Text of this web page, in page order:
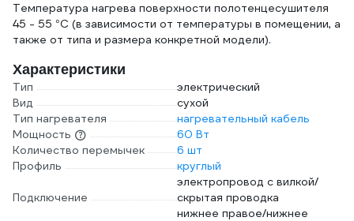
Температура нагрева поверхности полотенцесушителя
45 - 55 °C (в зависимости от температуры в помещении, а
также от типа и размера конкретной модели).
Характеристики
Тип
электрический
Вид
сухой
Тип нагревателя
нагревательный кабель
Мощность
60 Вт
Количество перемычек
6 шт
Профиль
круглый
Подключение
электропровод с вилкой/
скрытая проводка
нижнее правое/нижнее